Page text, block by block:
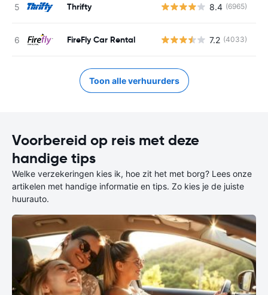
Thrifty 8.4 (6965)
FireFly Car Rental 7.2 (4033)
Toon alle verhuurders
Voorbereid op reis met deze
handige tips
Welke verzekeringen kies ik, hoe zit het met borg? Lees onze
artikelen met handige informatie en tips. Zo kies je de juiste
huurauto.